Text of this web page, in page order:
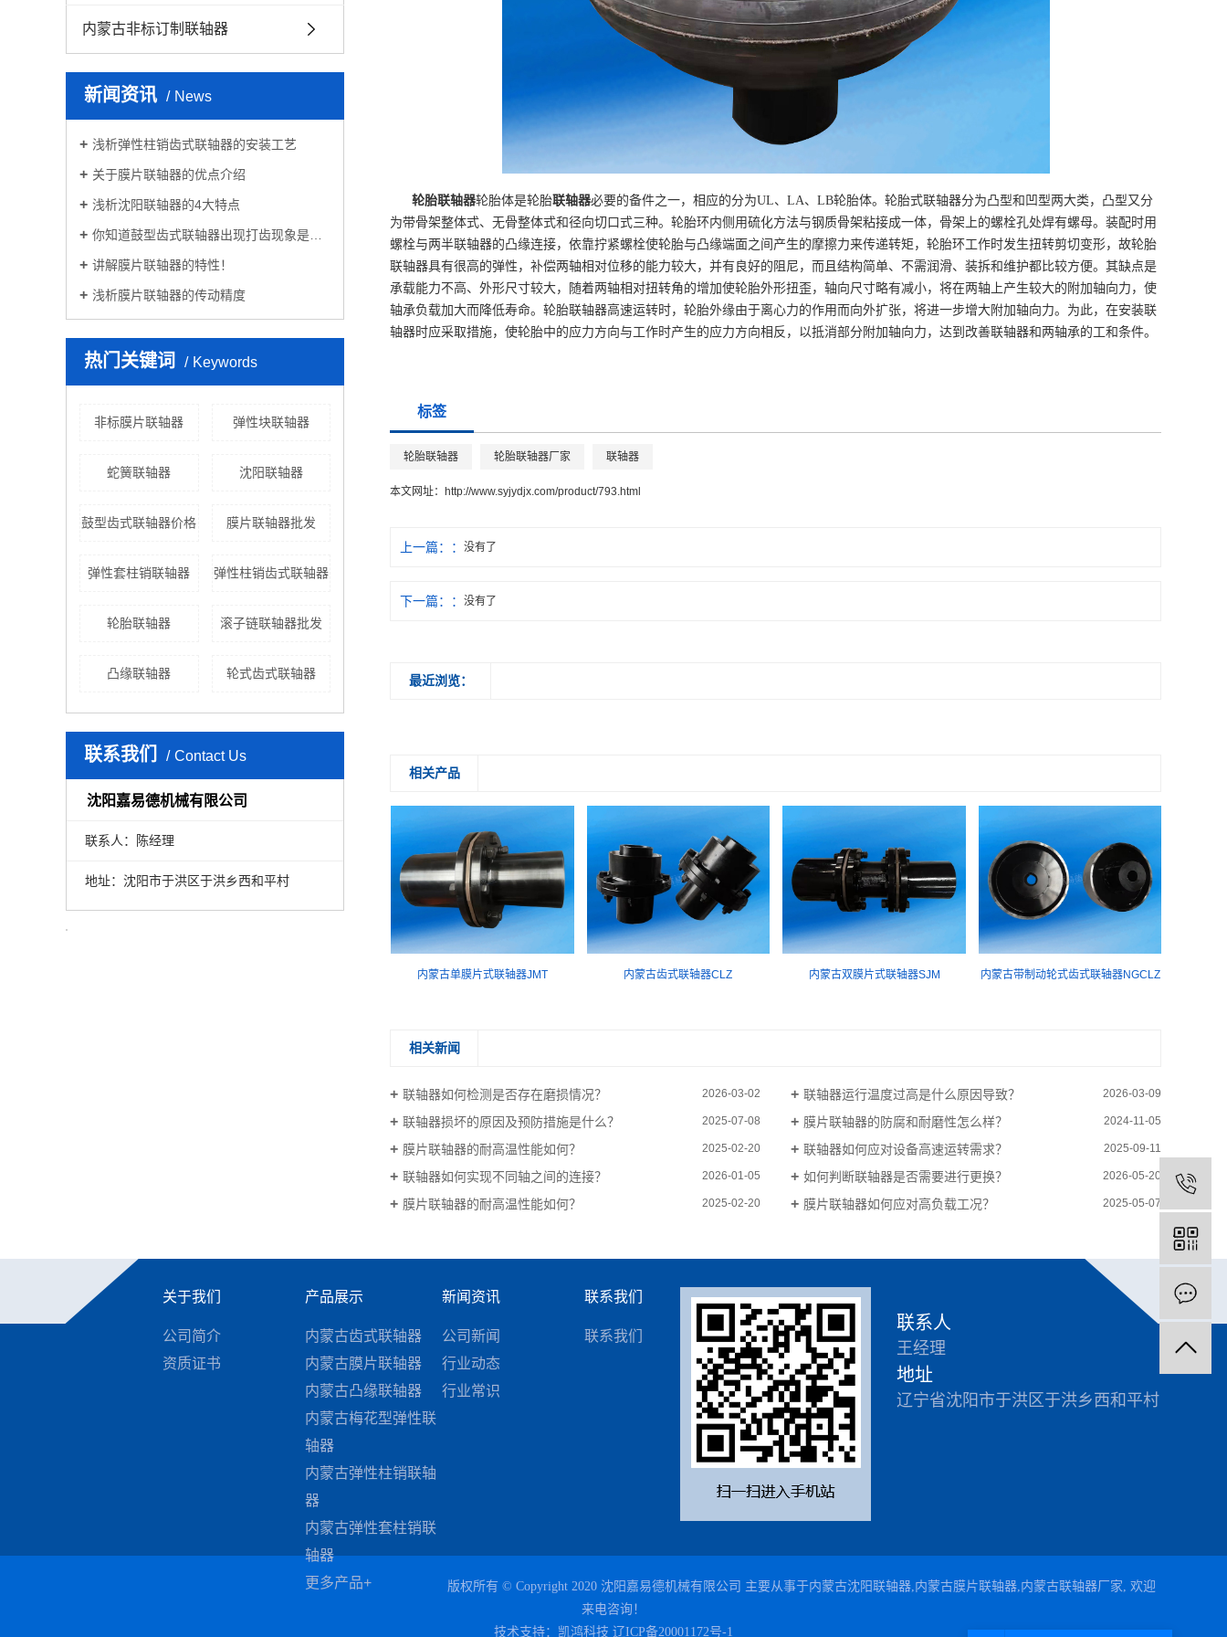
内蒙古非标订制联轴器
新闻资讯 News
浅析弹性柱销齿式联轴器的安装工艺
关于膜片联轴器的优点介绍
浅析沈阳联轴器的4大特点
你知道鼓型齿式联轴器出现打齿现象是什么原因？
讲解膜片联轴器的特性！
浅析膜片联轴器的传动精度
热门关键词 Keywords
非标膜片联轴器 弹性块联轴器
蛇簧联轴器 沈阳联轴器
鼓型齿式联轴器价格 膜片联轴器批发
弹性套柱销联轴器 弹性柱销齿式联轴器
轮胎联轴器 滚子链联轴器批发
凸缘联轴器 轮式齿式联轴器
联系我们 Contact Us
沈阳嘉易德机械有限公司
联系人：陈经理
地址：沈阳市于洪区于洪乡西和平村
轮胎联轴器轮胎体是轮胎联轴器必要的备件之一，相应的分为UL、LA、LB轮胎体。轮胎式联轴器分为凸型和凹型两大类，凸型又分
为带骨架整体式、无骨整体式和径向切口式三种。轮胎环内侧用硫化方法与钢质骨架粘接成一体，骨架上的螺栓孔处焊有螺母。装配时用
螺栓与两半联轴器的凸缘连接，依靠拧紧螺栓使轮胎与凸缘端面之间产生的摩擦力来传递转矩，轮胎环工作时发生扭转剪切变形，故轮胎
联轴器具有很高的弹性，补偿两轴相对位移的能力较大，并有良好的阻尼，而且结构简单、不需润滑、装拆和维护都比较方便。其缺点是
承载能力不高、外形尺寸较大，随着两轴相对扭转角的增加使轮胎外形扭歪，轴向尺寸略有减小，将在两轴上产生较大的附加轴向力，使
轴承负载加大而降低寿命。轮胎联轴器高速运转时，轮胎外缘由于离心力的作用而向外扩张，将进一步增大附加轴向力。为此，在安装联
轴器时应采取措施，使轮胎中的应力方向与工作时产生的应力方向相反，以抵消部分附加轴向力，达到改善联轴器和两轴承的工和条件。
标签
轮胎联轴器 轮胎联轴器厂家 联轴器
本文网址： http://www.syjydjx.com/product/793.html
上一篇： 没有了
下一篇： 没有了
最近浏览：
相关产品
内蒙古单膜片式联轴器JMT 内蒙古齿式联轴器CLZ 内蒙古双膜片式联轴器SJM 内蒙古带制动轮式齿式联轴器NGCLZ
相关新闻
联轴器如何检测是否存在磨损情况？ 2026-03-02 联轴器运行温度过高是什么原因导致？ 2026-03-09
联轴器损坏的原因及预防措施是什么？ 2025-07-08 膜片联轴器的防腐和耐磨性怎么样？ 2024-11-05
膜片联轴器的耐高温性能如何？ 2025-02-20 联轴器如何应对设备高速运转需求？ 2025-09-11
联轴器如何实现不同轴之间的连接？ 2026-01-05 如何判断联轴器是否需要进行更换？ 2026-05-20
膜片联轴器的耐高温性能如何？ 2025-02-20 膜片联轴器如何应对高负载工况？ 2025-05-07
关于我们
公司简介
资质证书
产品展示
内蒙古齿式联轴器
内蒙古膜片联轴器
内蒙古凸缘联轴器
内蒙古梅花型弹性联
轴器
内蒙古弹性柱销联轴
器
内蒙古弹性套柱销联
轴器
更多产品+
新闻资讯
公司新闻
行业动态
行业常识
联系我们
联系我们
联系人
王经理
地址
辽宁省沈阳市于洪区于洪乡西和平村
版权所有 © Copyright 2020 沈阳嘉易德机械有限公司 主要从事于内蒙古沈阳联轴器,内蒙古膜片联轴器,内蒙古联轴器厂家, 欢迎
来电咨询！
技术支持： 凯鸿科技 辽ICP备20001172号-1